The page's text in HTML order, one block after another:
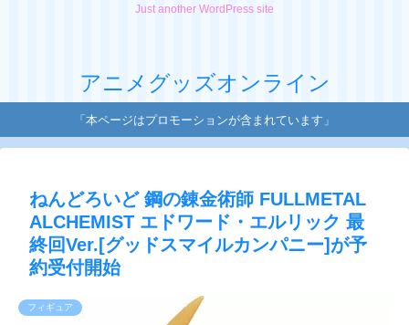
Just another WordPress site
アニメグッズオンライン
「本ページはプロモーションが含まれています」
ねんどろいど 鋼の錬金術師 FULLMETAL
ALCHEMIST エドワード・エルリック 最
終回Ver.[グッドスマイルカンパニー]が予
約受付開始
フィギュア